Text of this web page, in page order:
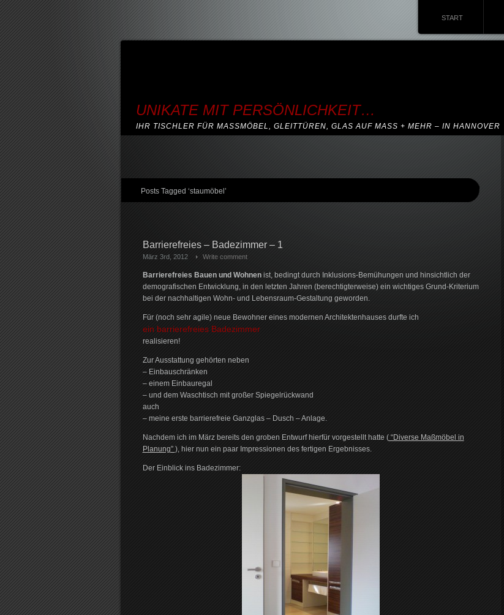
START
UNIKATE MIT PERSÖNLICHKEIT…
IHR TISCHLER FÜR MASSMÖBEL, GLEITTÜREN, GLAS AUF MASS + MEHR – IN HANNOVER
Posts Tagged ‘staumöbel’
Barrierefreies – Badezimmer – 1
März 3rd, 2012 Write comment
Barrierefreies Bauen und Wohnenist, bedingt durch Inklusions-Bemühungen und hinsichtlich der
demografischen Entwicklung, in den letzten Jahren (berechtigterweise) ein wichtiges Grund-Kriterium
bei der nachhaltigen Wohn- und Lebensraum-Gestaltung geworden.
Für (noch sehr agile) neue Bewohner eines modernen Architektenhauses durfte ich
ein barrierefreies Badezimmer
realisieren!
Zur Ausstattung gehörten neben
– Einbauschränken
– einem Einbauregal
– und dem Waschtisch mit großer Spiegelrückwand
auch
– meine erste barrierefreie Ganzglas – Dusch – Anlage.
Nachdem ich im März bereits den groben Entwurf hierfür vorgestellt hatte (“Diverse Maßmöbel in
Planung” ), hier nun ein paar Impressionen des fertigen Ergebnisses.
Der Einblick ins Badezimmer: